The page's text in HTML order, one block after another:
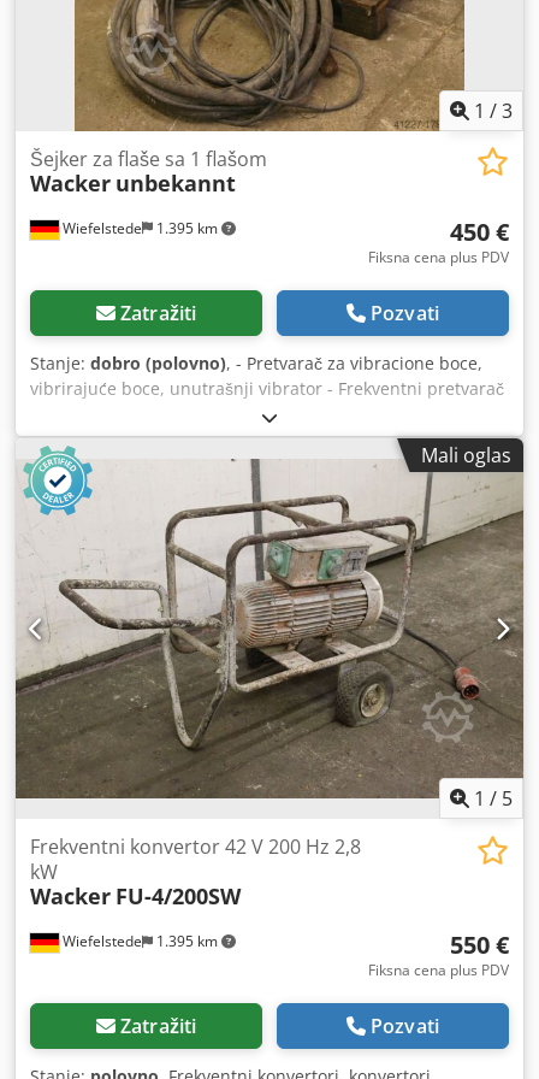
1 /3
Wiefelstede 1.395 km
Šejker za flaše sa 1 flašom
Wacker unbekannt
450 €
Fiksna cena plus PDV
Zatražiti Pozvati
Stanje: dobro (polovno), - Pretvarač za vibracione boce,
vibrirajuće boce, unutrašnji vibrator - Frekventni pretvarač
- Dužina kabla: oko 6 m Dcsdpfjb A Sxvex Ahkok - Težina:
150 kg
Mali oglas
1 / 5
Wiefelstede 1.395 km
Frekventni konvertor 42 V 200 Hz 2,8
kW
Wacker FU-4/200SW
550 €
Fiksna cena plus PDV
Zatražiti Pozvati